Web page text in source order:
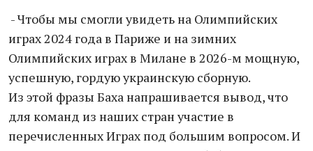
- Чтобы мы смогли увидеть на Олимпийских
играх 2024 года в Париже и на зимних
Олимпийских играх в Милане в 2026-м мощную,
успешную, гордую украинскую сборную.
Из этой фразы Баха напрашивается вывод, что
для команд из наших стран участие в
перечисленных Играх под большим вопросом. И